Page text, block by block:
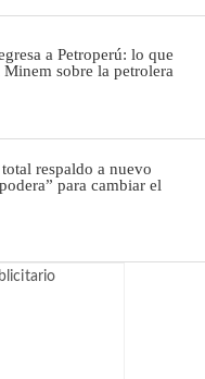
a Petroperú: lo que
sobre la petrolera
respaldo a nuevo
para cambiar el